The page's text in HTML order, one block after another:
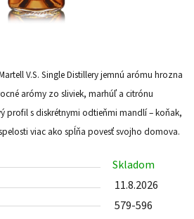
V.S. Single Distillery jemnú arómu hrozna
arómy zo sliviek, marhúľ a citrónu
profil s diskrétnymi odtieňmi mandlí – koňak,
viac ako spĺňa povesť svojho domova.
Skladom
11.8.2026
579-596